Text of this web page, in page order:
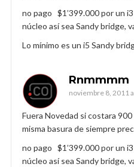
no pago $1’399.000 por un
núcleo así sea Sandy bridge,
Lo mínimo es un i5 Sandy
Rnmmmm
noviembre 8, 2011
Fuera Novedad si costara
misma basura de siempre
no pago $1’399.000 por un
núcleo así sea Sandy bridge,